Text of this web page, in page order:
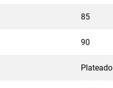
85
90
Plateado